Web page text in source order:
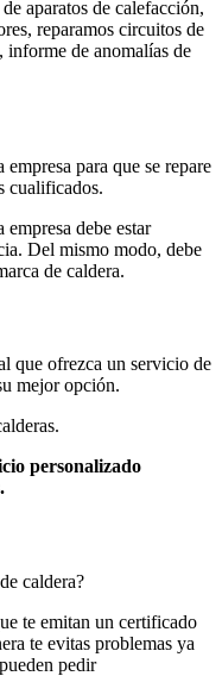
aparatos de calefacción,
reparamos circuitos de
informe de anomalías de
para que se repare
cualificados.
debe estar
Del mismo modo, debe
de caldera.
que ofrezca un servicio de
mejor opción.
personalizado
caldera?
te emitan un certificado
te evitas problemas ya
pedir